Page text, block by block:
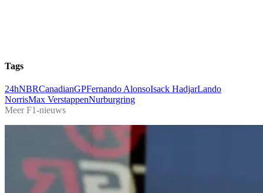
Tags
24hNBRCanadianGPFernando AlonsoIsack HadjarLando
NorrisMax VerstappenNurburgring
Meer F1-nieuws